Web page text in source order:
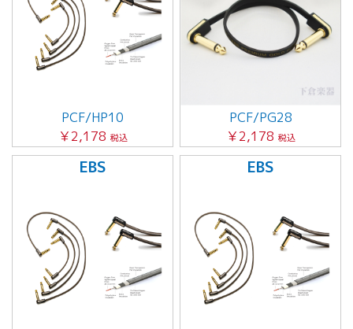
PCF/HP10
￥2,178 税込
PCF/PG28
￥2,178 税込
EBS EBS